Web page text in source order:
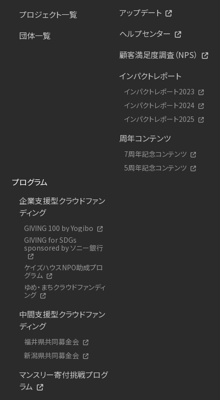
プロジェクト一覧
団体一覧
アップデート
ヘルプセンター
顧客満足度調査（NPS）
インパクトレポート
インパクトレポート2023
インパクトレポート2024
インパクトレポート2025
周年コンテンツ
7周年記念コンテンツ
5周年記念コンテンツ
プログラム
企業支援型クラウドファン
ディング
GIVING 100 by Yogibo
GIVING for SDGs
sponsored by ソニー銀行
ケイズハウスNPO助成プロ
グラム
ゆめ・まちクラウドファンディ
ング
中間支援型クラウドファン
ディング
福井県共同募金会
新潟県共同募金会
マンスリー寄付挑戦プログ
ラム